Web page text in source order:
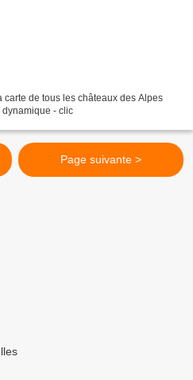
de tous les châteaux des Alpes
dynamique - clic
Page suivante >